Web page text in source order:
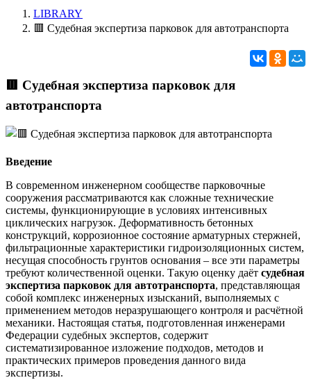
LIBRARY
🟥 Судебная экспертиза парковок для автотранспорта
🟥 Судебная экспертиза парковок для
автотранспорта
Введение
В современном инженерном сообществе парковочные
сооружения рассматриваются как сложные технические
системы, функционирующие в условиях интенсивных
циклических нагрузок. Деформативность бетонных
конструкций, коррозионное состояние арматурных стержней,
фильтрационные характеристики гидроизоляционных систем,
несущая способность грунтов основания – все эти параметры
требуют количественной оценки. Такую оценку даёт судебная
экспертиза парковок для автотранспорта, представляющая
собой комплекс инженерных изысканий, выполняемых с
применением методов неразрушающего контроля и расчётной
механики. Настоящая статья, подготовленная инженерами
Федерации судебных экспертов, содержит
систематизированное изложение подходов, методов и
практических примеров проведения данного вида
экспертизы.